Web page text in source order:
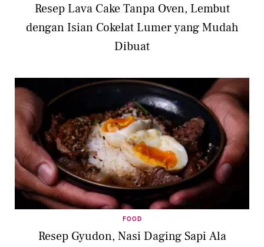
Resep Lava Cake Tanpa Oven, Lembut
dengan Isian Cokelat Lumer yang Mudah
Dibuat
FOOD
Resep Gyudon, Nasi Daging Sapi Ala